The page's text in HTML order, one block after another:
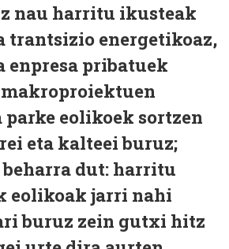
nau harritu ikusteak
trantsizio energetikoaz,
enpresa pribatuek
eolikoek sortzen
eta kalteei buruz;
dut: harritu
eolikoak jarri nahi
buruz zein gutxi hitz